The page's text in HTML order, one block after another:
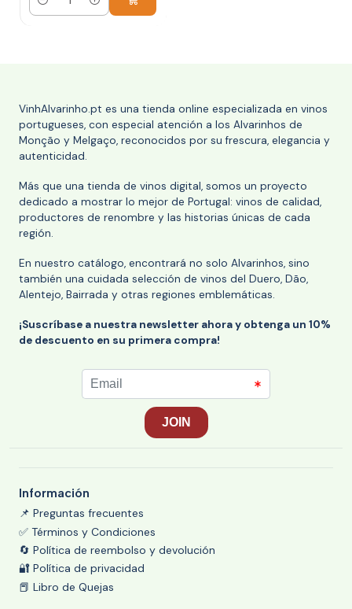
Cantidad
VinhAlvarinho.pt es una tienda online especializada en vinos
portugueses, con especial atención a los Alvarinhos de
Monção y Melgaço, reconocidos por su frescura, elegancia y
autenticidad.
Más que una tienda de vinos digital, somos un proyecto
dedicado a mostrar lo mejor de Portugal: vinos de calidad,
productores de renombre y las historias únicas de cada
región.
En nuestro catálogo, encontrará no solo Alvarinhos, sino
también una cuidada selección de vinos del Duero, Dão,
Alentejo, Bairrada y otras regiones emblemáticas.
¡Suscríbase a nuestra newsletter ahora y obtenga un 10%
de descuento en su primera compra!
Información
📌 Preguntas frecuentes
✅ Términos y Condiciones
🔄 Política de reembolso y devolución
🔐 Política de privacidad
📕 Libro de Quejas